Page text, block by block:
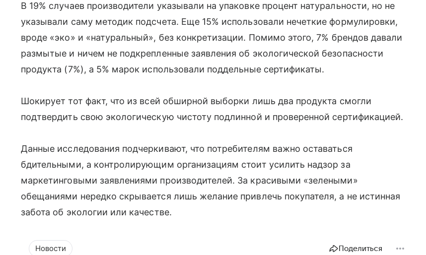
В 19% случаев производители указывали на упаковке процент натуральности, но не
указывали саму методик подсчета. Еще 15% использовали нечеткие формулировки,
вроде «эко» и «натуральный», без конкретизации. Помимо этого, 7% брендов давали
размытые и ничем не подкрепленные заявления об экологической безопасности
продукта (7%), а 5% марок использовали поддельные сертификаты.
Шокирует тот факт, что из всей обширной выборки лишь два продукта смогли
подтвердить свою экологическую чистоту подлинной и проверенной сертификацией.
Данные исследования подчеркивают, что потребителям важно оставаться
бдительными, а контролирующим организациям стоит усилить надзор за
маркетинговыми заявлениями производителей. За красивыми «зелеными»
обещаниями нередко скрывается лишь желание привлечь покупателя, а не истинная
забота об экологии или качестве.
Новости Поделиться